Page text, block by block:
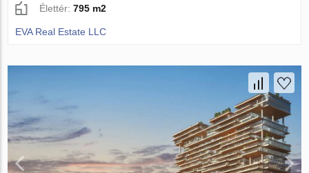
Élettér:795 m2
EVA Real Estate LLC